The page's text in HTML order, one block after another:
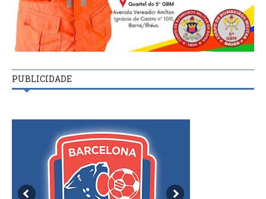
PUBLICIDADE